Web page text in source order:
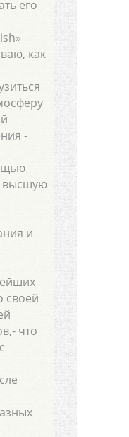
его
как
-
высшую
и
своей
что